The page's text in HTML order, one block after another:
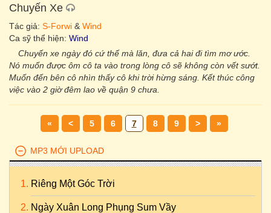
Chuyến Xe
Tác giả: S-Forwi & Wind
Ca sỹ thể hiện: Wind
Chuyến xe ngày đó cứ thế mà lăn, đưa cả hai đi tìm mơ ước.
Nó muốn được ôm cô ta vào trong lòng cô sẽ không còn vết sướt.
Muốn đến bên cô nhìn thấy cô khi trời hừng sáng. Kết thúc công
việc vào 2 giờ đêm lao về quận 9 chưa.
« < 5 6 7 8 9 > »
MP3 MỚI UPLOAD
Riêng Một Góc Trời
Ngày Xuân Long Phụng Sum Vầy